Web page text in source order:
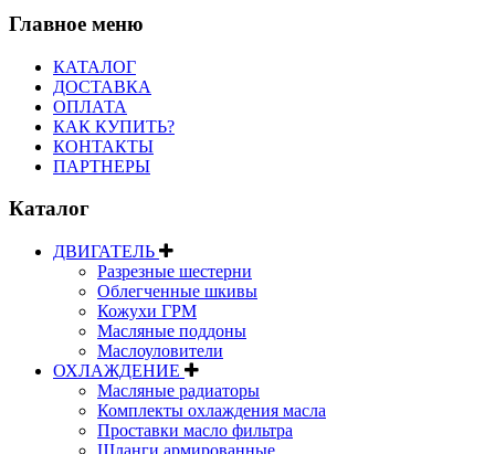
Главное меню
КАТАЛОГ
ДОСТАВКА
ОПЛАТА
КАК КУПИТЬ?
КОНТАКТЫ
ПАРТНЕРЫ
Каталог
ДВИГАТЕЛЬ
Разрезные шестерни
Облегченные шкивы
Кожухи ГРМ
Масляные поддоны
Маслоуловители
ОХЛАЖДЕНИЕ
Масляные радиаторы
Комплекты охлаждения масла
Проставки масло фильтра
Шланги армированные